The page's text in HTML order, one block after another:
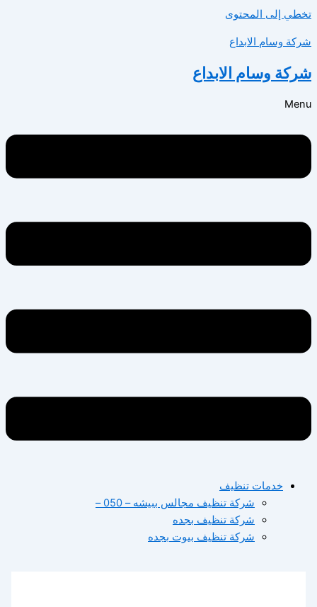
تخطي إلى المحتوى
شركة وسام الابداع
شركة وسام الابداع
Menu
خدمات تنظيف
شركة تنظيف مجالس ببيشه – 050 –
شركة تنظيف بجده
شركة تنظيف بيوت بجده